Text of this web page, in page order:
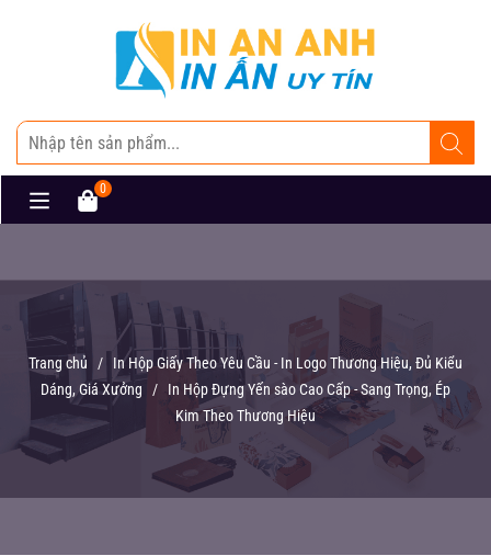
0
Trang chủ /
In Hộp Giấy Theo Yêu Cầu - In Logo Thương Hiệu, Đủ Kiểu
Dáng, Giá Xưởng
/
In Hộp Đựng Yến sào Cao Cấp - Sang Trọng, Ép
Kim Theo Thương Hiệu